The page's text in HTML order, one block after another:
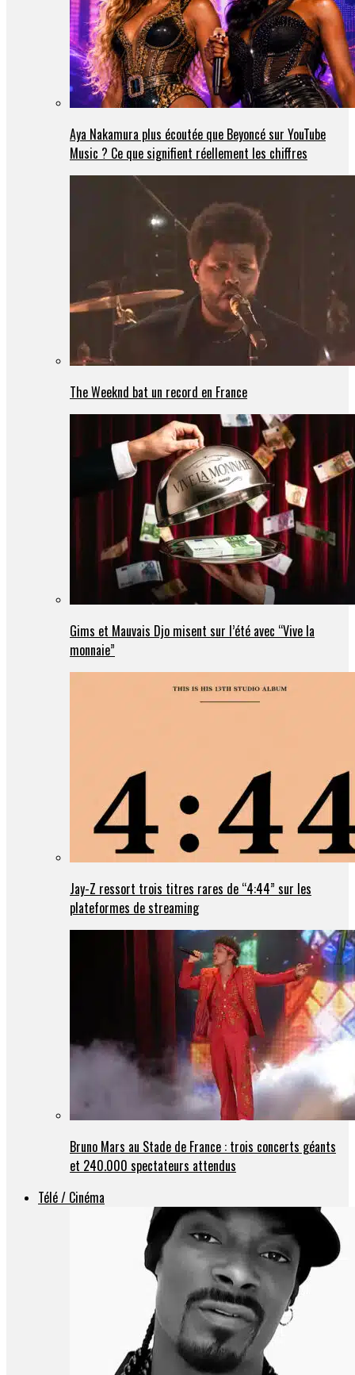
Aya Nakamura plus écoutée que Beyoncé sur YouTube
Music ? Ce que signifient réellement les chiffres
The Weeknd bat un record en France
Gims et Mauvais Djo misent sur l’été avec “Vive la
monnaie”
Jay-Z ressort trois titres rares de “4:44” sur les
plateformes de streaming
Bruno Mars au Stade de France : trois concerts géants
et 240.000 spectateurs attendus
Télé / Cinéma